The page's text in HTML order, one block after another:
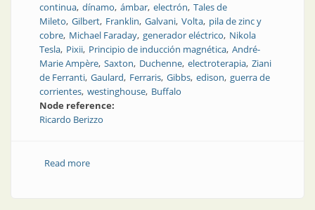
continua dínamo ámbar electrón Tales de
Mileto Gilbert Franklin Galvani Volta pila de zinc y
cobre Michael Faraday generador eléctrico Nikola
Tesla Pixii Principio de inducción magnética André-
Marie Ampère Saxton Duchenne electroterapia Ziani
de Ferranti Gaulard Ferraris Gibbs edison guerra de
corrientes westinghouse Buffalo
Node reference:
Ricardo Berizzo
Read moreabout La historia de la corriente alterna